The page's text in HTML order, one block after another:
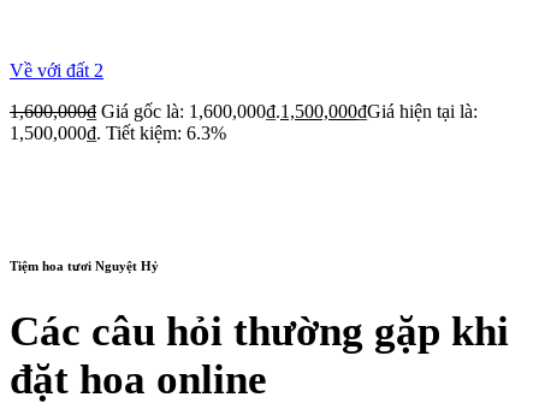
Về với đất 2
1,600,000₫ Giá gốc là: 1,600,000₫.1,500,000₫Giá hiện tại là:
1,500,000₫. Tiết kiệm: 6.3%
Tiệm hoa tươi Nguyệt Hỷ
Các câu hỏi thường gặp khi
đặt hoa online